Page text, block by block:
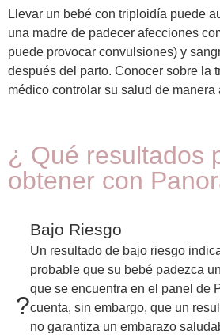
Llevar un bebé con triploidía puede
una madre de padecer afecciones
puede provocar convulsiones) y
después del parto. Conocer sobre la
médico controlar su salud de manera
¿ Qué resultados
obtener con
?
Bajo Riesgo
Un resultado de bajo riesgo
probable que su bebé padezca
que se encuentra en el panel de
cuenta, sin embargo, que un
no garantiza un embarazo